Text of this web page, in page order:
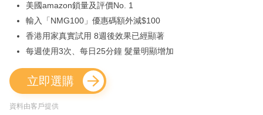
美國amazon鎖量及評價No. 1
輸入「NMG100」優惠碼額外減$100
香港用家真實試用 8週後效果已經顯著
每週使用3次、每日25分鐘 髮量明顯增加
立即選購
資料由客戶提供